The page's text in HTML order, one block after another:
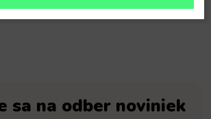
sa na odber noviniek